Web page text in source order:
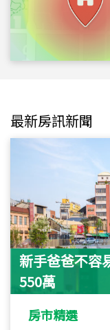
最新房訊新聞
新手爸爸不容
550萬
房市精選